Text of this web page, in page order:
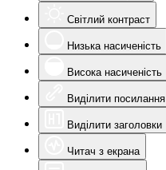
Світлий контраст
Низька насиченість
Висока насиченість
Виділити посилання
Виділити заголовки
Читач з екрана